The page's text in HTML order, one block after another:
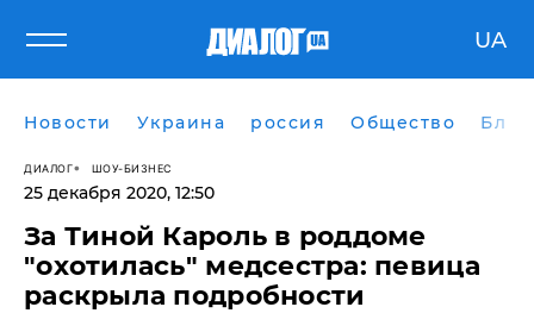
UA
Новости Украина россия Общество
ДИАЛОГ ШОУ-БИЗНЕС
25 декабря 2020, 12:50
За Тиной Кароль в роддоме
"охотилась" медсестра: певица
раскрыла подробности